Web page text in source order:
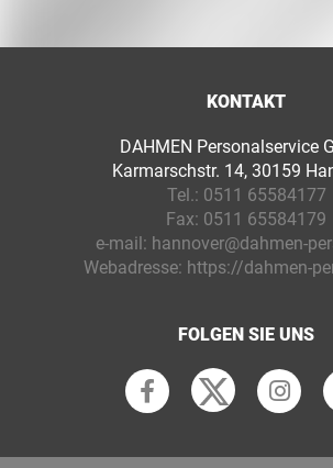
KONTAKT
DAHMEN Personalservice
Karmarschstr. 14, 30159
Tel.: 0511 65584177
Fax: 0511 65584179
e-mail: hannover@dahmen-
Webadresse: https://dahmen-
FOLGEN SIE UNS